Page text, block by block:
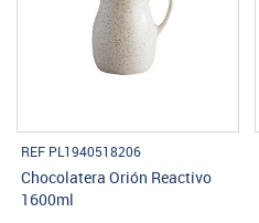
REF PL1940518206
Chocolatera Orión Reactivo
1600ml